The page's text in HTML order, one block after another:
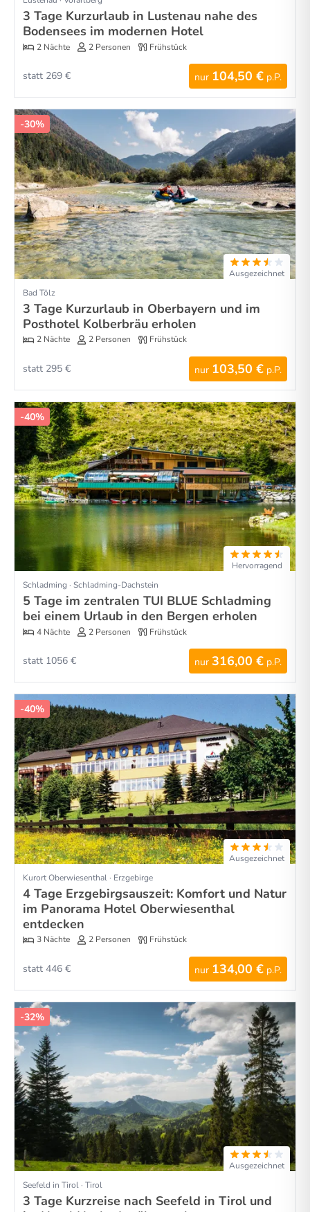
3 Tage Kurzurlaub in Lustenau nahe des
Bodensees im modernen Hotel
2 Nächte 2 Personen Frühstück
nur 104,50 € p.P.
statt 269 €
-30%
Ausgezeichnet
Bad Tölz
3 Tage Kurzurlaub in Oberbayern und im
Posthotel Kolberbräu erholen
2 Nächte 2 Personen Frühstück
nur 103,50 € p.P.
statt 295 €
-40%
Hervorragend
Schladming · Schladming-Dachstein
5 Tage im zentralen TUI BLUE Schladming
bei einem Urlaub in den Bergen erholen
4 Nächte 2 Personen Frühstück
nur 316,00 € p.P.
statt 1056 €
-40%
Ausgezeichnet
Kurort Oberwiesenthal · Erzgebirge
4 Tage Erzgebirgsauszeit: Komfort und Natur
im Panorama Hotel Oberwiesenthal
entdecken
3 Nächte 2 Personen Frühstück
nur 134,00 € p.P.
statt 446 €
-32%
Ausgezeichnet
Seefeld in Tirol · Tirol
3 Tage Kurzreise nach Seefeld in Tirol und